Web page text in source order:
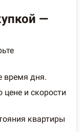
—
время дня.
и скорости
квартиры